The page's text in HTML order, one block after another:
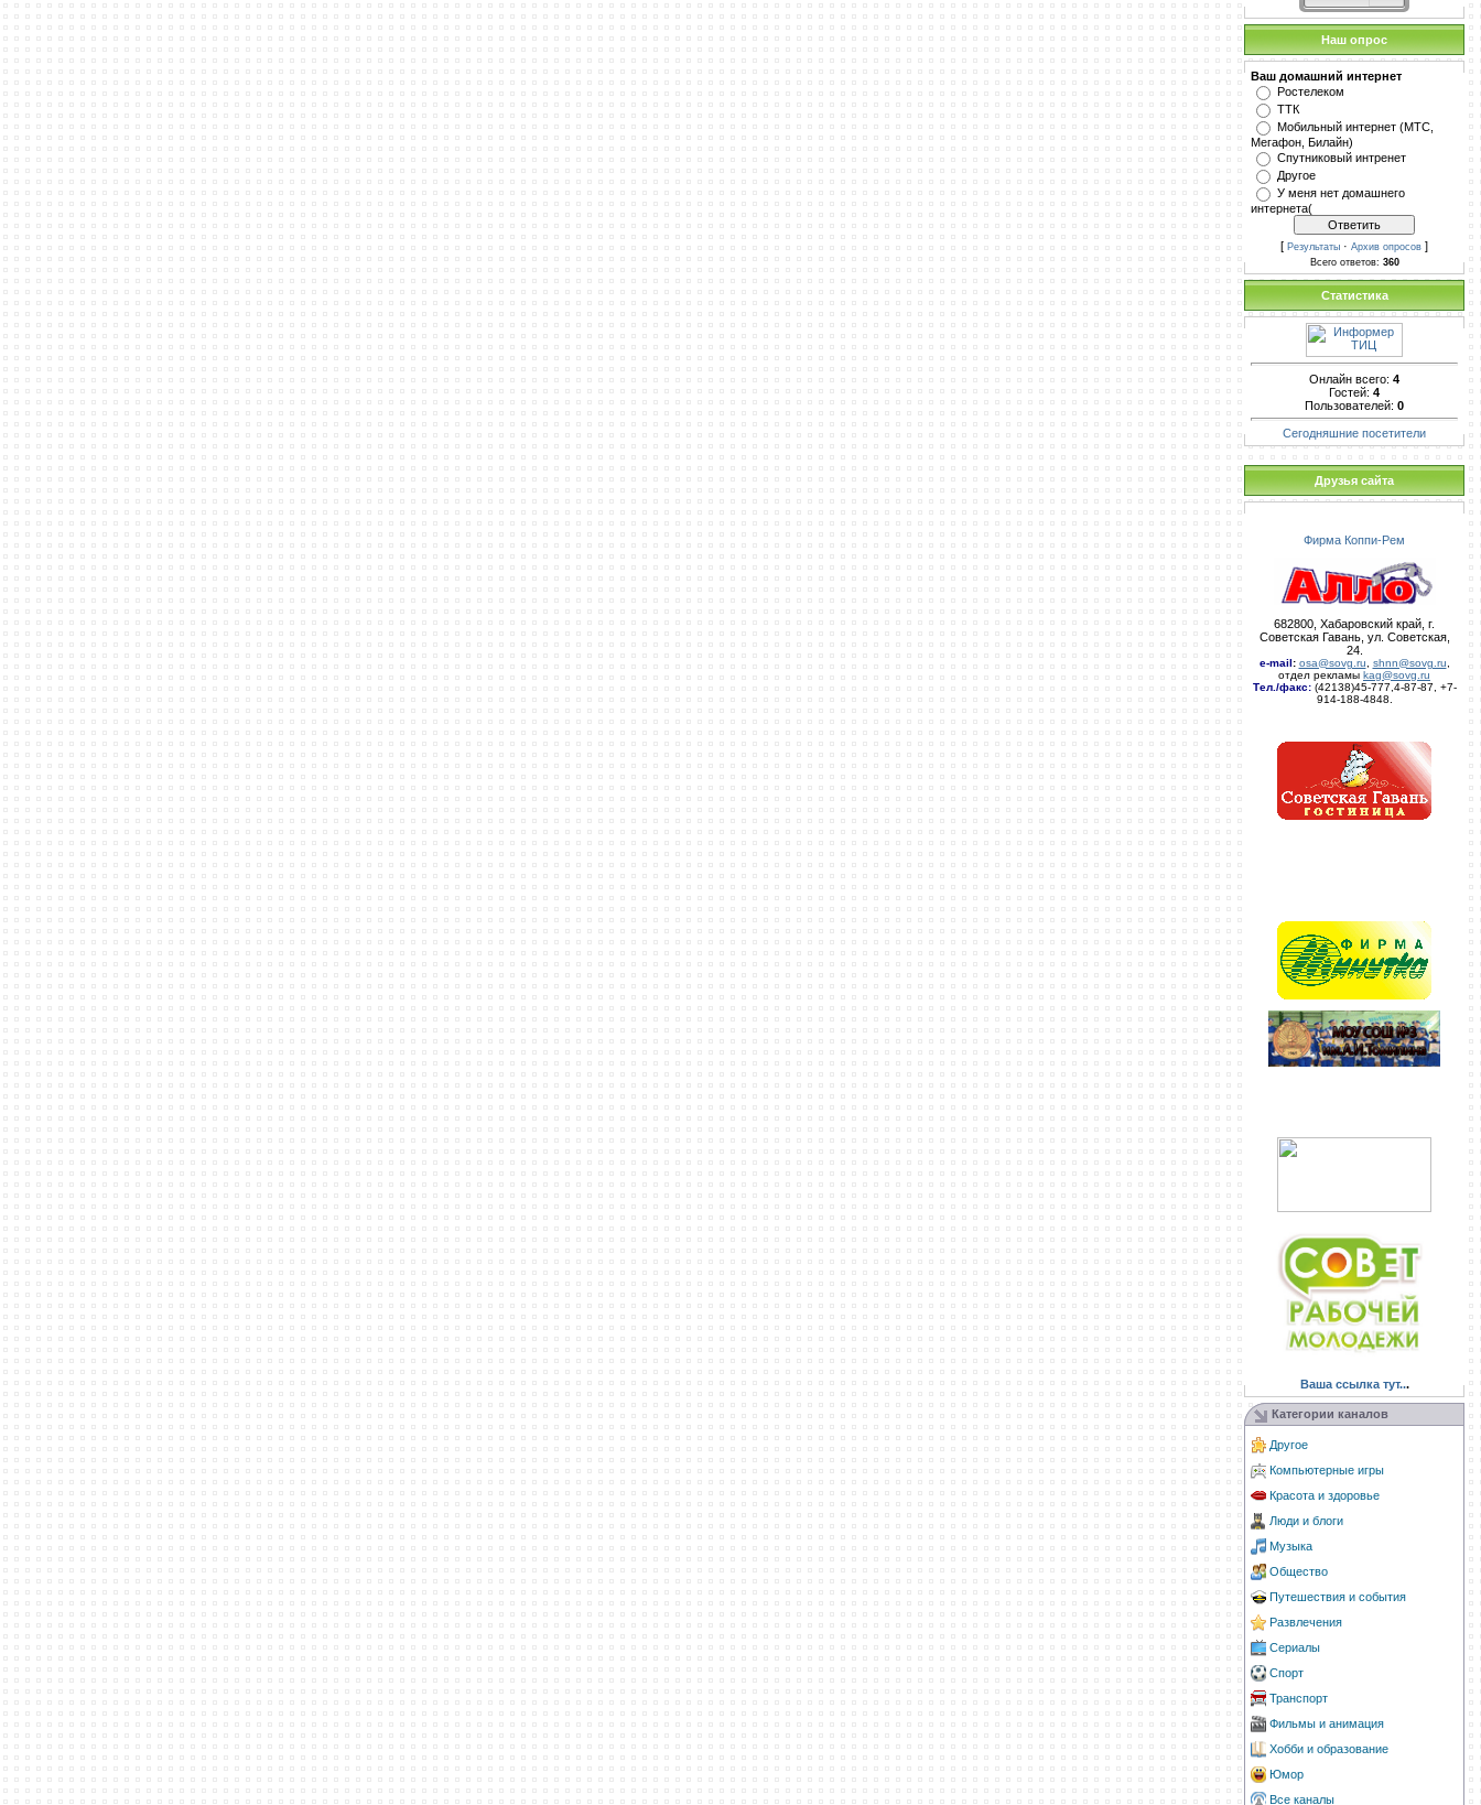
Наш опрос
Ваш домашний интернет
Ростелеком
ТТК
Мобильный интернет (МТС,
Мегафон, Билайн)
Спутниковый интренет
Другое
У меня нет домашнего
интернета(
[ Результаты · Архив опросов ]
Всего ответов: 360
Статистика
Онлайн всего: 4
Гостей: 4
Пользователей: 0
Сегодняшние посетители
Друзья сайта
Фирма Коппи-Рем
682800, Хабаровский край, г.
Советская Гавань, ул. Советская,
24.
e-mail: osa@sovg.ru shnn@sovg.ru
отдел рекламы kag@sovg.ru
Тел./факс:(42138)45-777,4-87-87, +7-
914-188-4848.
Ваша ссылка тут...
Категории каналов
Другое
Компьютерные игры
Красота и здоровье
Люди и блоги
Музыка
Общество
Путешествия и события
Развлечения
Сериалы
Спорт
Транспорт
Фильмы и анимация
Хобби и образование
Юмор
Все каналы